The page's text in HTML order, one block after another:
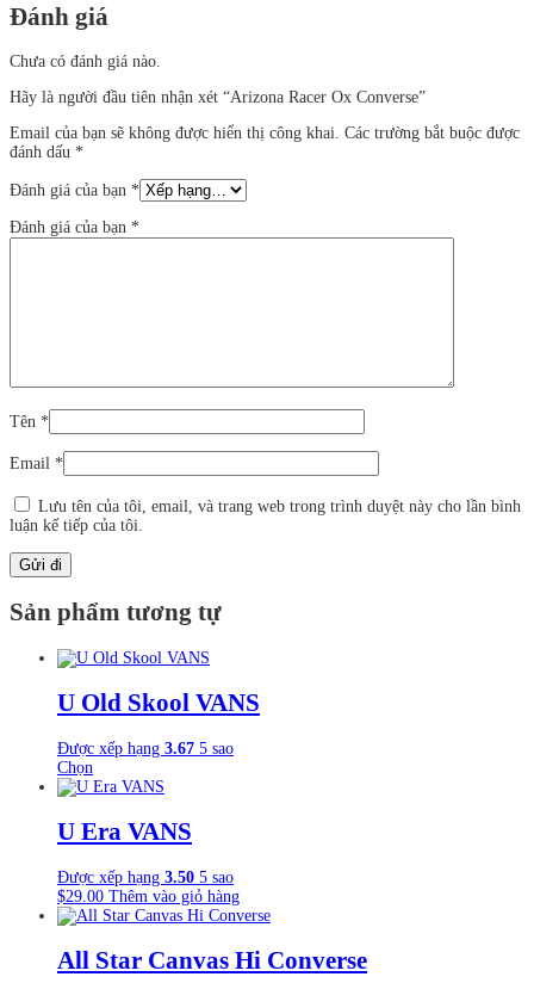
Đánh giá
Chưa có đánh giá nào.
Hãy là người đầu tiên nhận xét “Arizona Racer Ox Converse”
Email của bạn sẽ không được hiển thị công khai. Các trường bắt buộc được
đánh dấu *
Đánh giá của bạn *
Đánh giá của bạn *
Tên *
Email *
Lưu tên của tôi, email, và trang web trong trình duyệt này cho lần bình
luận kế tiếp của tôi.
Sản phẩm tương tự
U Old Skool VANS
Được xếp hạng 3.67 5 sao
Chọn
phẩm
có
nhiều
thể.
Các
tùy
có
thể
U Era VANS
Được xếp hạng 3.50 5 sao
$29.00 Thêm vào giỏ hàng
All Star Canvas Hi Converse